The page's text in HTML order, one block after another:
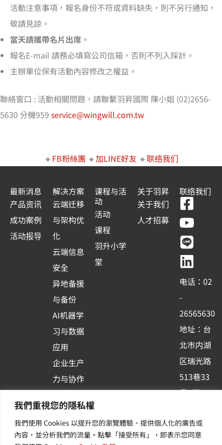
我們重視您的隱私權
我們使用 Cookies 以提升您的瀏覽體驗、提供個人化的廣告或
內容，並分析我們的流量。點擊「接受所有」，即表示您同意
活動注意事項，報名身份不符或資料缺失，則不另行通知，
敬請見諒。
當天請攜帶名片出席 。
報名E-mail 請務必填寫公司信箱，否則不列入採計。
主辦單位保有活動內容修改之權益。
聯絡窗口 : 活動相關問題，請聯繫羽昇國際 陳小姐 (02)2656-
5630 分機959 service@wingwill.com.tw
🔸 FB粉絲團 🔸加LINE好友 🔸联络我们
最新消息
产品资讯
成功案例
活动报导
解决方案
云端迁移
与架构优
化
云端信息
安全
异地备援
与备份
AI机器学
习与数据
应用
企业生产
力与协作
台应用
其他/增
值服务
课程与活
动
活动
课程
羽升小学
堂
关于羽昇
关于我们
人才招募
联络我们
F
a
c
e
b
o
o
k
-
s
q
u
a
r
Y
o
u
t
u
b
e
L
i
n
e
L
i
n
k
e
d
i
n
电话：02
-
26565630
地址：台
北市内湖
区瑞光路
513巷33
号6楼
新讯 | 提
供您最新